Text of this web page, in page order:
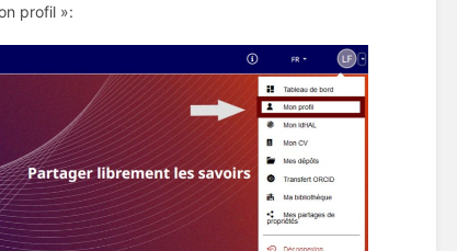
profil »: